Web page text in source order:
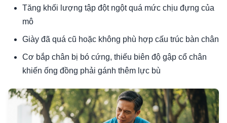
Tăng khối lượng tập đột ngột quá mức chịu đựng của
mô
Giày đã quá cũ hoặc không phù hợp cấu trúc bàn chân
Cơ bắp chân bị bó cứng, thiếu biên độ gập cổ chân
khiến ống đồng phải gánh thêm lực bù